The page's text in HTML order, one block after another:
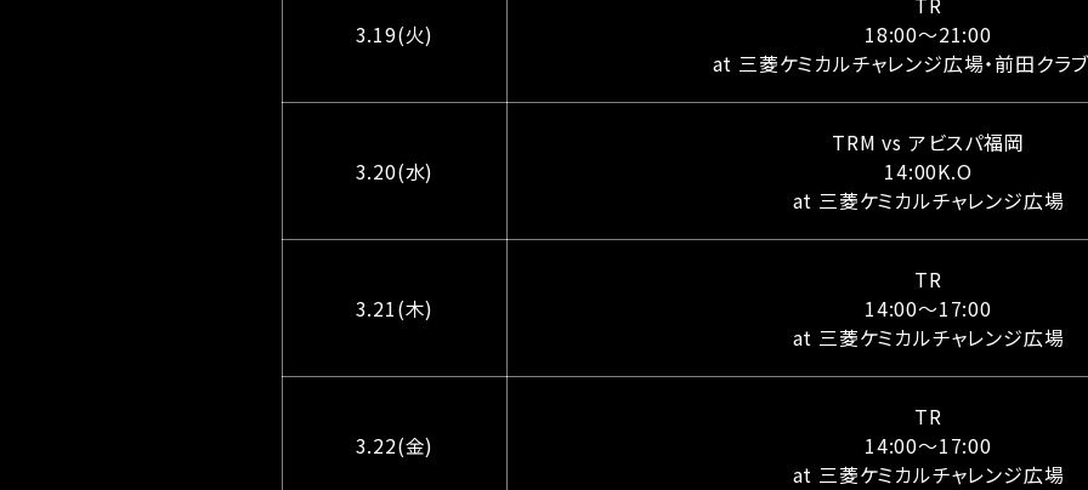
3.19(火)
18:00〜21:00
at 三菱ケミカルチャレンジ広場・前田クラ
3.20(水)
TRM vs アビスパ福岡
14:00K.O
at 三菱ケミカルチャレンジ広場
3.21(木)
TR
14:00〜17:00
at 三菱ケミカルチャレンジ広場
3.22(金)
TR
14:00〜17:00
at 三菱ケミカルチャレンジ広場